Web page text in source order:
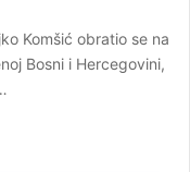
Komšić obratio se na
Bosni i Hercegovini,